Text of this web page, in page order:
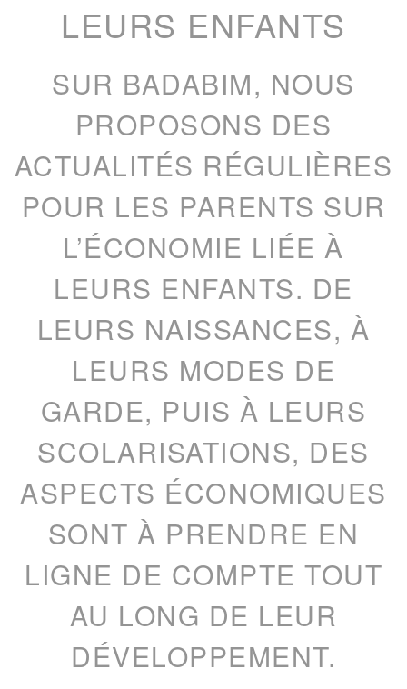
LEURS ENFANTS
SUR BADABIM, NOUS
PROPOSONS DES
ACTUALITÉS RÉGULIÈRES
POUR LES PARENTS SUR
L’ÉCONOMIE LIÉE À
LEURS ENFANTS. DE
LEURS NAISSANCES, À
LEURS MODES DE
GARDE, PUIS À LEURS
SCOLARISATIONS, DES
ASPECTS ÉCONOMIQUES
SONT À PRENDRE EN
LIGNE DE COMPTE TOUT
AU LONG DE LEUR
DÉVELOPPEMENT.